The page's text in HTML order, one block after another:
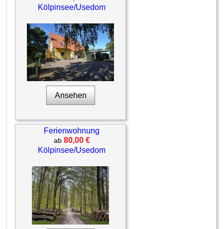
Kölpinsee/Usedom
Ansehen
Ferienwohnung
ab 80,00 €
Kölpinsee/Usedom